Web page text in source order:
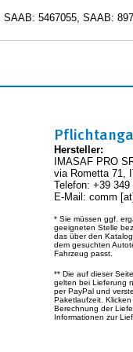
5467055, SAAB:
Hersteller:
IMASAF PRO
via Rometta 71,
Telefon: +39 349
E-Mail: comm
* Sie müssen ggf.
geeigneten Stelle
das über den
dem gesuchten
Fahrzeug passt.
** Die auf dieser
gelten bei Lieferung
per PayPal und
Paketlaufzeit.
Berechnung der
Informationen zur